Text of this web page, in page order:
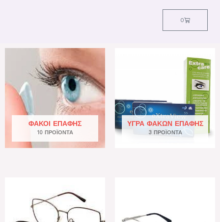
0
Cart
ΦΑΚΟΊ ΕΠΑΦΉΣ
10 ΠΡΟΪΌΝΤΑ
ΥΓΡΆ ΦΑΚΏΝ ΕΠΑΦΉΣ
3 ΠΡΟΪΌΝΤΑ